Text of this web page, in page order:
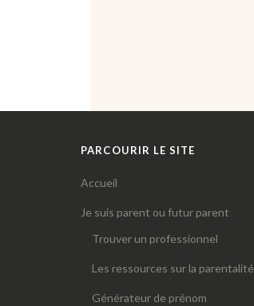
PARCOURIR LE SITE
Accueil
Je suis parent ou futur parent
Trouver un professionnel
Les ressources sur la parentalité
Générateur de prénom